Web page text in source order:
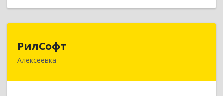
РилСофт
Алексеевка
309850, Белгородская обл, Алексеевский р-н,